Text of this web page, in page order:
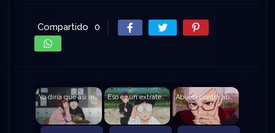
Compartido 0
Yo diría que así inicia el amor Eso es un extraterrestre, ¿no? Abuela contra abuela